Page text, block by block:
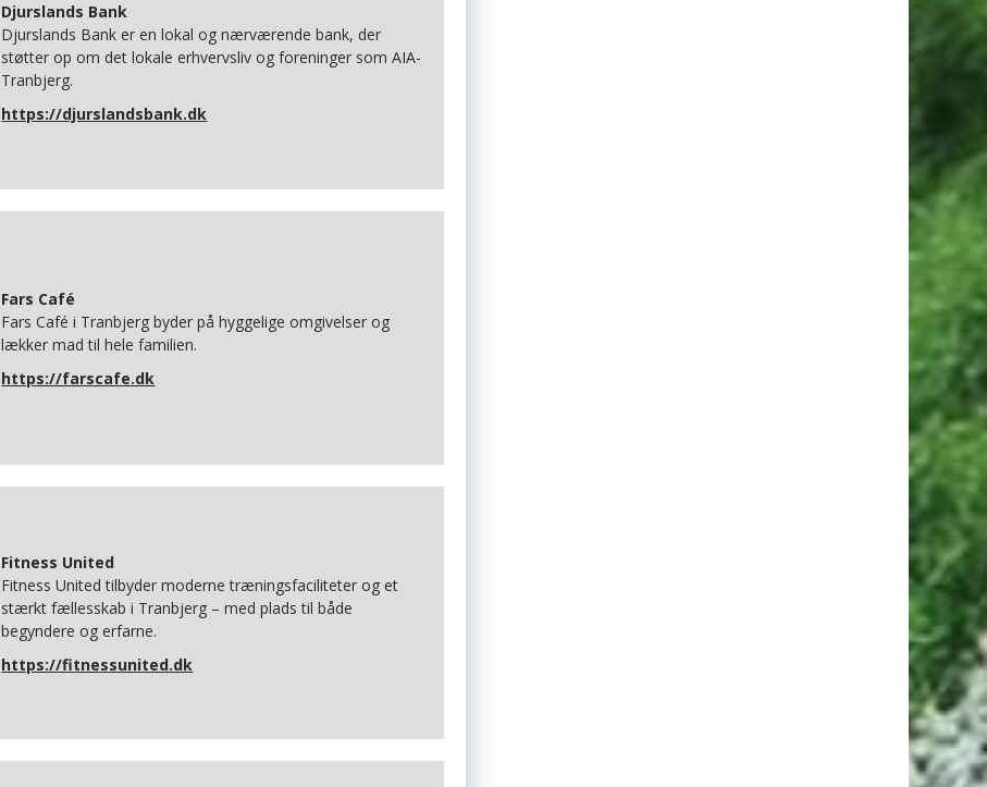
Djurslands Bank
Djurslands Bank er en lokal og nærværende bank, der
støtter op om det lokale erhvervsliv og foreninger som AIA-
Tranbjerg.
https://djurslandsbank.dk
Fars Café
Fars Café i Tranbjerg byder på hyggelige omgivelser og
lækker mad til hele familien.
https://farscafe.dk
Fitness United
Fitness United tilbyder moderne træningsfaciliteter og et
stærkt fællesskab i Tranbjerg – med plads til både
begyndere og erfarne.
https://fitnessunited.dk